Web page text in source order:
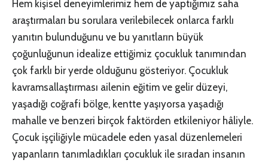
Hem kişisel deneyimlerimiz hem de yaptığımız saha
araştırmaları bu sorulara verilebilecek onlarca farklı
yanıtın bulunduğunu ve bu yanıtların büyük
çoğunluğunun idealize ettiğimiz çocukluk tanımından
çok farklı bir yerde olduğunu gösteriyor. Çocukluk
kavramsallaştırması ailenin eğitim ve gelir düzeyi,
yaşadığı coğrafi bölge, kentte yaşıyorsa yaşadığı
mahalle ve benzeri birçok faktörden etkileniyor hâliyle.
Çocuk işçiliğiyle mücadele eden yasal düzenlemeleri
yapanların tanımladıkları çocukluk ile sıradan insanın